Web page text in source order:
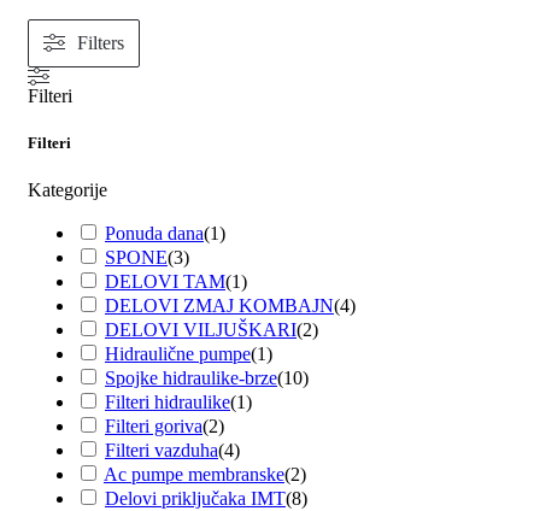
Filters
Filteri
Filteri
Kategorije
Ponuda dana(1)
SPONE(3)
DELOVI TAM(1)
DELOVI ZMAJ KOMBAJN(4)
DELOVI VILJUŠKARI(2)
Hidraulične pumpe(1)
Spojke hidraulike-brze(10)
Filteri hidraulike(1)
Filteri goriva(2)
Filteri vazduha(4)
Ac pumpe membranske(2)
Delovi priključaka IMT(8)